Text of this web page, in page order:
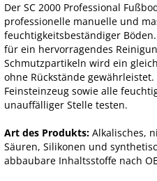
Der SC 2000 Professional
professionelle manuelle und
feuchtigkeitsbeständiger
für ein hervorragendes
Schmutzpartikeln wird ein
ohne Rückstände
Feinsteinzeug sowie alle
unauffälliger Stelle testen.
Art des Produkts: Alkalisches,
Säuren, Silikonen und
abbaubare Inhaltsstoffe nach